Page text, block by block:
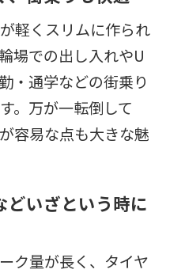
軽くスリムに作られ
場での出し入れやU
・通学などの街乗り
。万が一転倒して
容易な点も大きな魅
どいざという時に
ク量が長く、タイヤ